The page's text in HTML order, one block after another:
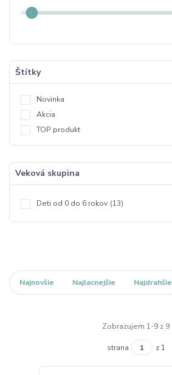
Štítky
Novinka
Akcia
TOP produkt
Veková skupina
Deti od 0 do 6 rokov (13)
Najnovšie Najlacnejšie Najdrahšie
Zobrazujem 1-9 z 9
strana z 1